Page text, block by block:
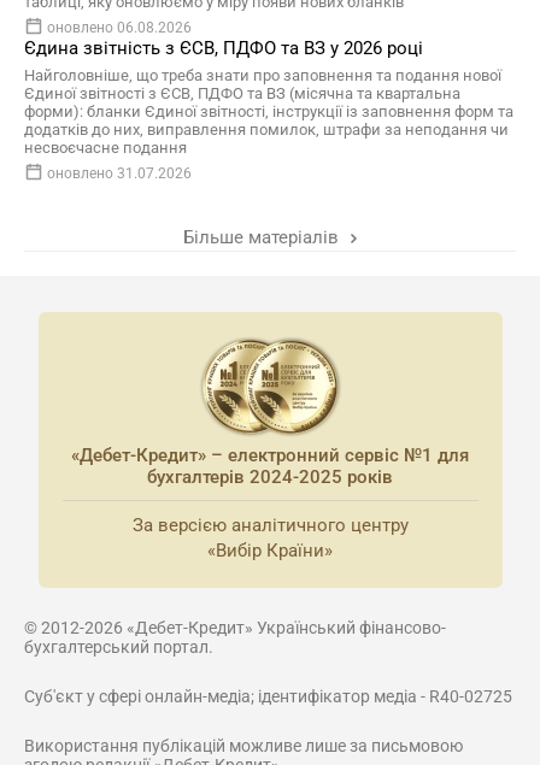
оновлено 06.08.2026
Єдина звітність з ЄСВ, ПДФО та ВЗ у 2026 році
Найголовніше, що треба знати про заповнення та подання нової
Єдиної звітності з ЄСВ, ПДФО та ВЗ (місячна та квартальна
форми): бланки Єдиної звітності, інструкції із заповнення форм та
додатків до них, виправлення помилок, штрафи за неподання чи
несвоєчасне подання
оновлено 31.07.2026
Більше матеріалів
«Дебет-Кредит» – електронний сервіс №1 для
бухгалтерів 2024-2025 років
За версією аналітичного центру
«Вибір Країни»
© 2012-2026 «Дебет-Кредит» Український фінансово-
бухгалтерський портал.
Суб'єкт у сфері онлайн-медіа; ідентифікатор медіа - R40-02725
Використання публікацій можливе лише за письмовою